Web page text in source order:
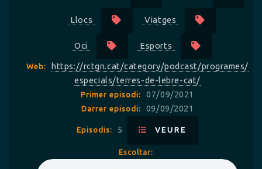
Llocs Viatges
Oci Esports
Web:
https://rctgn.cat/category/podcast/programes/
especials/terres-de-lebre-cat/
Primer episodi: 07/09/2021
Darrer episodi: 09/09/2021
Episodis: 5 VEURE
Escoltar: